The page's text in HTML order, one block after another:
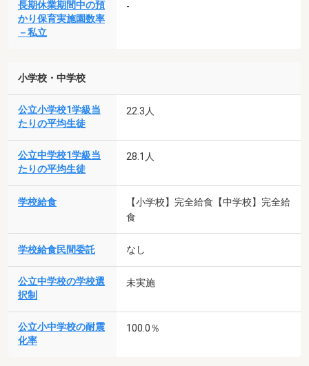
長期休業期間中の預
かり保育実施園数率
－私立
-
小学校・中学校
公立小学校1学級当
たりの平均生徒
22.3人
公立中学校1学級当
たりの平均生徒
28.1人
学校給食
【小学校】完全給食【中学校】完全給
食
学校給食民間委託 なし
公立中学校の学校選
択制
未実施
公立小中学校の耐震
化率
100.0％